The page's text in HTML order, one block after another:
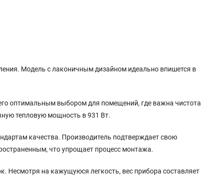
Модель с лаконичным дизайном идеально впишется в
оптимальным выбором для помещений, где важна чистота
тепловую мощность в 931 Вт.
качества. Производитель подтверждает свою
что упрощает процесс монтажа.
на кажущуюся легкость, вес прибора составляет